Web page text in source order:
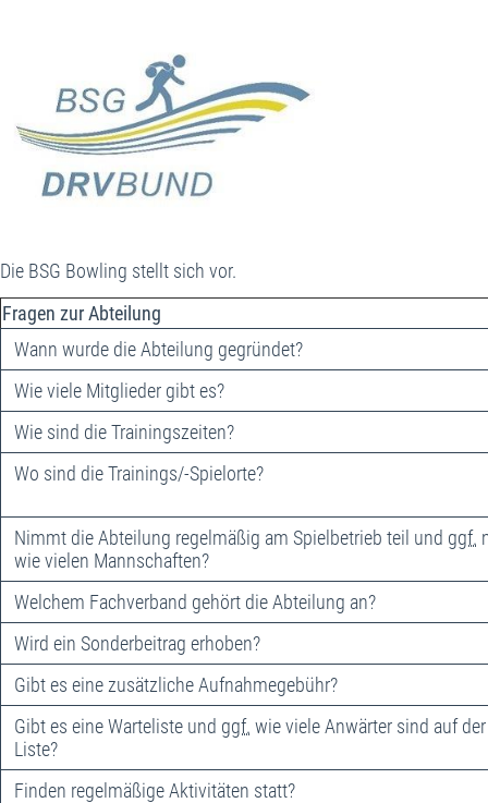
Die BSG Bowling stellt sich vor.
Fragen zur Abteilung
Wann wurde die Abteilung gegründet?
Wie viele Mitglieder gibt es?
Wie sind die Trainingszeiten?
Wo sind die Trainings/-Spielorte?
Nimmt die Abteilung regelmäßig am Spielbetrieb teil und ggf.
wie vielen Mannschaften?
Welchem Fachverband gehört die Abteilung an?
Wird ein Sonderbeitrag erhoben?
Gibt es eine zusätzliche Aufnahmegebühr?
Gibt es eine Warteliste und ggf. wie viele Anwärter sind auf der
Liste?
Finden regelmäßige Aktivitäten statt?